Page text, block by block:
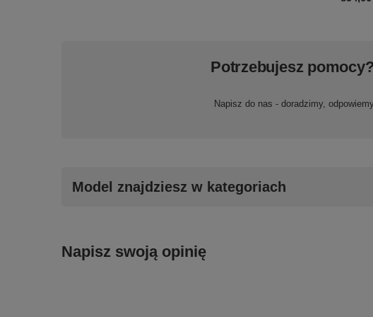
Potrzebujesz
Napisz do nas - doradzimy,
Model znajdziesz w kategoriach
Napisz swoją opinię